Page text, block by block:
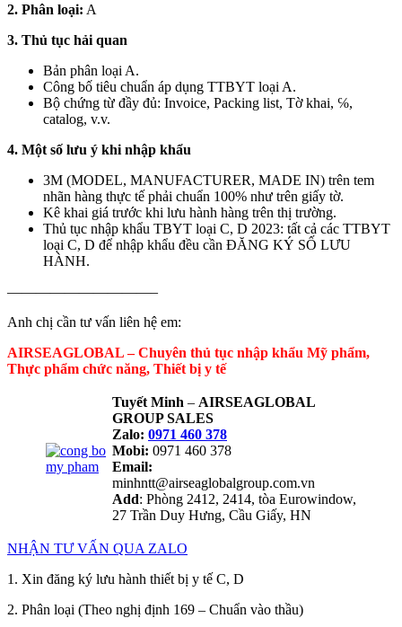
2. Phân loại: A
3. Thủ tục hải quan
Bản phân loại A.
Công bố tiêu chuẩn áp dụng TTBYT loại A.
Bộ chứng từ đầy đủ: Invoice, Packing list, Tờ khai, ℅,
catalog, v.v.
4. Một số lưu ý khi nhập khẩu
3M (MODEL, MANUFACTURER, MADE IN) trên tem
nhãn hàng thực tế phải chuẩn 100% như trên giấy tờ.
Kê khai giá trước khi lưu hành hàng trên thị trường.
Thủ tục nhập khẩu TBYT loại C, D 2023: tất cả các TTBYT
loại C, D để nhập khẩu đều cần ĐĂNG KÝ SỐ LƯU
HÀNH.
——————————–
Anh chị cần tư vấn liên hệ em:
AIRSEAGLOBAL – Chuyên thủ tục nhập khẩu Mỹ phẩm,
Thực phẩm chức năng, Thiết bị y tế
Tuyết Minh – AIRSEAGLOBAL
GROUP SALES
Zalo: 0971 460 378
Mobi: 0971 460 378
Email:
minhntt@airseaglobalgroup.com.vn
Add: Phòng 2412, 2414, tòa Eurowindow,
27 Trần Duy Hưng, Cầu Giấy, HN
NHẬN TƯ VẤN QUA ZALO
1. Xin đăng ký lưu hành thiết bị y tế C, D
2. Phân loại (Theo nghị định 169 – Chuẩn vào thầu)